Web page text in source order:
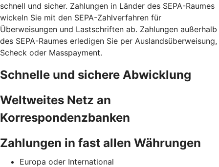
schnell und sicher. Zahlungen in Länder des SEPA-Raumes
wickeln Sie mit den SEPA-Zahlverfahren für
Überweisungen und Lastschriften ab. Zahlungen außerhalb
des SEPA-Raumes erledigen Sie per Auslandsüberweisung,
Scheck oder Masspayment.
Schnelle und sichere Abwicklung
Weltweites Netz an
Korrespondenzbanken
Zahlungen in fast allen Währungen
Europa oder International